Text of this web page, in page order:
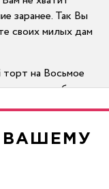
заранее. Так Вы
своих милых дам
торт на Восьмое
что у него будет
придется
подходящий
из
ВАШЕМУ